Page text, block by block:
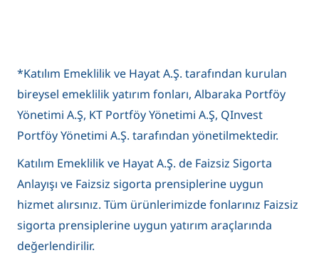
*Katılım Emeklilik ve Hayat A.Ş. tarafından kurulan
bireysel emeklilik yatırım fonları, Albaraka Portföy
Yönetimi A.Ş, KT Portföy Yönetimi A.Ş, QInvest
Portföy Yönetimi A.Ş. tarafından yönetilmektedir.
Katılım Emeklilik ve Hayat A.Ş. de Faizsiz Sigorta
Anlayışı ve Faizsiz sigorta prensiplerine uygun
hizmet alırsınız. Tüm ürünlerimizde fonlarınız Faizsiz
sigorta prensiplerine uygun yatırım araçlarında
değerlendirilir.